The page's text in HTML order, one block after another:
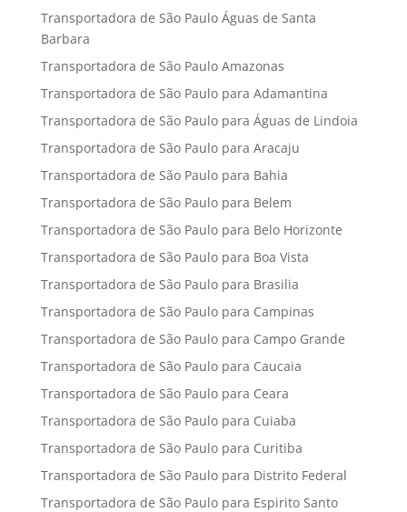
Transportadora de São Paulo Águas de Santa
Barbara
Transportadora de São Paulo Amazonas
Transportadora de São Paulo para Adamantina
Transportadora de São Paulo para Águas de Lindoia
Transportadora de São Paulo para Aracaju
Transportadora de São Paulo para Bahia
Transportadora de São Paulo para Belem
Transportadora de São Paulo para Belo Horizonte
Transportadora de São Paulo para Boa Vista
Transportadora de São Paulo para Brasilia
Transportadora de São Paulo para Campinas
Transportadora de São Paulo para Campo Grande
Transportadora de São Paulo para Caucaia
Transportadora de São Paulo para Ceara
Transportadora de São Paulo para Cuiaba
Transportadora de São Paulo para Curitiba
Transportadora de São Paulo para Distrito Federal
Transportadora de São Paulo para Espirito Santo